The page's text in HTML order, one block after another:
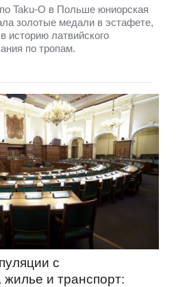
Taku-O в Польше юниорская
золотые медали в эстафете,
историю латвийского
по тропам.
с
и транспорт: